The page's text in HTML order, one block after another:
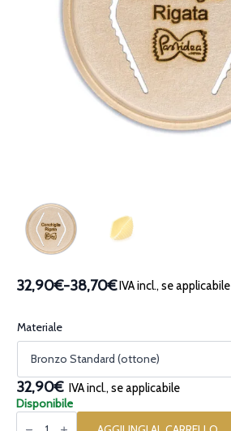
32,90€-38,70€
Fascia
prezzo:
da
32,90€
a
38,70€
IVA incl., se applicabile
Materiale
32,90€ IVA incl., se applicabile
Disponibile
Trafila